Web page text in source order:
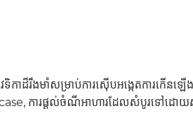
ដ៏រឹងមាំសម្រាប់ការស៊ើបអង្កេតការកើនឡ
ការផ្តល់ចំណីអាហារដែលសំបូរទៅដោ